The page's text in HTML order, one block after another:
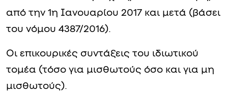
από την 1η Ιανουαρίου 2017 και μετά (βάσει
του νόμου 4387/2016).
Οι επικουρικές συντάξεις του ιδιωτικού
τομέα (τόσο για μισθωτούς όσο και για μη
μισθωτούς).